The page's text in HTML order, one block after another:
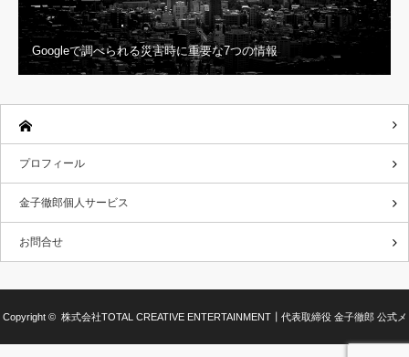
Googleで調べられる災害時に重要な7つの情報
プロフィール
金子徹郎個人サービス
お問合せ
Copyright © 株式会社TOTAL CREATIVE ENTERTAINMENT┃代表取締役 金子徹郎 公式メ